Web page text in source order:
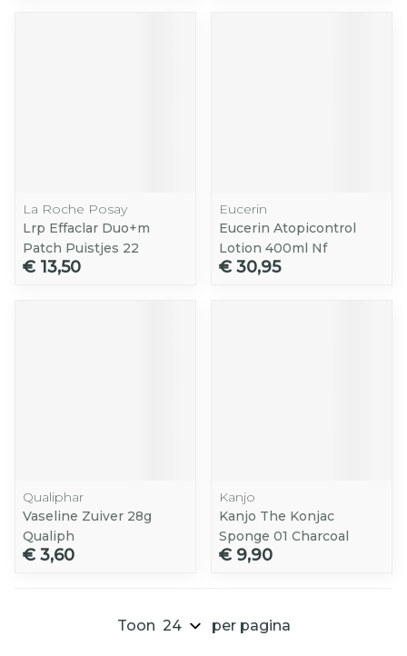
La Roche Posay
Lrp Effaclar Duo+m
Patch Puistjes 22
€ 13,50
Eucerin
Eucerin Atopicontrol
Lotion 400ml Nf
€ 30,95
Qualiphar
Vaseline Zuiver 28g
Qualiph
€ 3,60
Kanjo
Kanjo The Konjac
Sponge 01 Charcoal
€ 9,90
Toon per pagina